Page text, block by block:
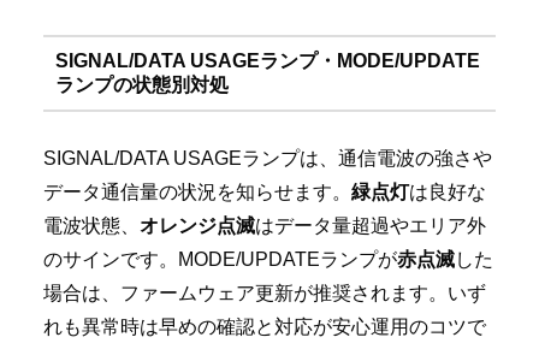
SIGNAL/DATA USAGEランプ・MODE/UPDATE
ランプの状態別対処
SIGNAL/DATA USAGEランプは、通信電波の強さや
データ通信量の状況を知らせます。 緑点灯は良好な
電波状態、 オレンジ点滅はデータ量超過やエリア外
のサインです。MODE/UPDATEランプが赤点滅した
場合は、ファームウェア更新が推奨されます。いず
れも異常時は早めの確認と対応が安心運用のコツで